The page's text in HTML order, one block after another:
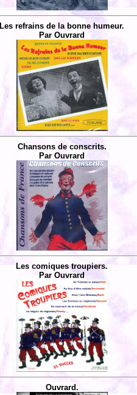
Les refrains de la bonne humeur.
Par Ouvrard
Chansons de conscrits.
Par Ouvrard
Les comiques troupiers.
Par Ouvrard
Ouvrard.